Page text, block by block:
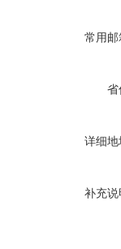
常用邮
省
详细地
补充说